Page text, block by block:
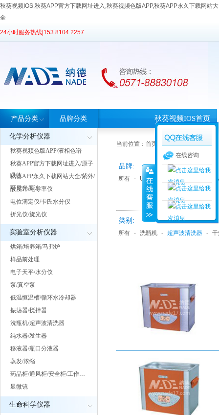
秋葵视频IOS,秋葵APP官方下载网址进入,秋葵视频色版APP,秋葵APP永久下载网站大
全
24小时服务热线| 153 8104 2257
产品分类
化学分析仪器
秋葵视频色版APP/液相色谱
秋葵APP官方下载网址进入/原子
吸收
秋葵APP永久下载网站大全/紫外/
可见光度计
酸度计/电导率仪
电位滴定仪/卡氏水分仪
折光仪/旋光仪
实验室分析仪器
烘箱/培养箱/马弗炉
样品前处理
电子天平/水分仪
泵/真空泵
低温恒温槽/循环水冷却器
振荡器/搅拌器
洗瓶机/超声波清洗器
纯水器/发生器
移液器/瓶口分液器
蒸发/浓缩
药品柜/通风柜/安全柜/工作…
显微镜
生命科学仪器
品牌分类 秋葵视频IOS首页
当前位置： 首页 >产品中心> 产品分类
品牌:
所有 - Unite 优纳特 - 上海科导
类别:
所有 - 洗瓶机 - 超声波清洗器 -
在线咨询